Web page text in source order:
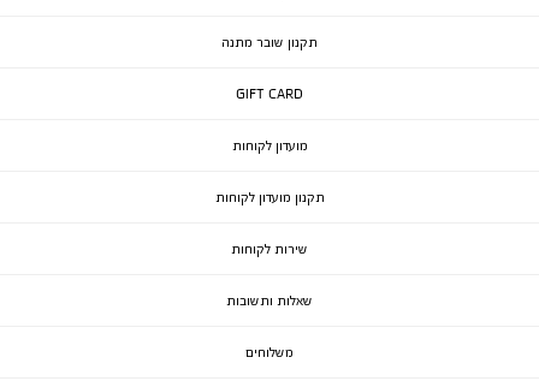
תקנון שובר מתנה
GIFT CARD
מועדון לקוחות
תקנון מועדון לקוחות
שירות לקוחות
שאלות ותשובות
משלוחים